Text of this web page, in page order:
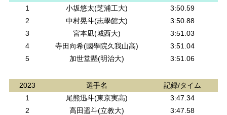
1
小坂悠太(芝浦工大)
3:50.59
2
中村晃斗(志學館大)
3:50.88
3
宮本凪(城西大)
3:51.03
4
寺田向希(國學院久我山高)
3:51.04
5
加世堂懸(明治大) 3:51.06
2023 選手名
記録/タイム
1
尾熊迅斗(東京実高)
3:47.34
2
高田遥斗(立教大)
3:47.58